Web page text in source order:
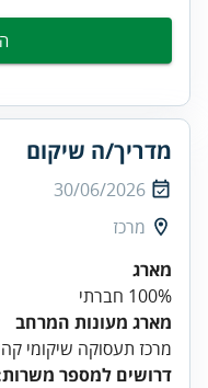
מדריך/ה שיקום
30/06/2026
מרכז
מארג
100% חברתי
מארג מעונות המרחב
מרכז תעסוקה שיקומי
דרושים למספר